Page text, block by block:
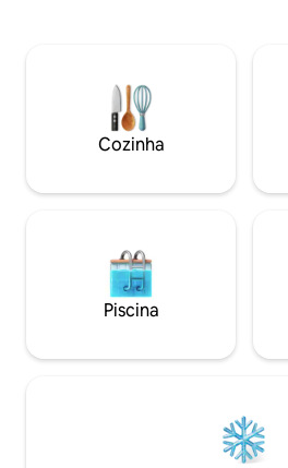
comprar ingredientes na
instalação!Além de carne
carne wagyu, pizza e sorvete,
há alimentos embalados em retorta,
cidra Biei, etc. Todos nós
com amigos!É completamente
então você pode aproveitá-lo sem
preocupar com os arredores!! De
crianças pequenas a adultos,
ar livre em dias claros!Aproveite o
árvores Ken e Mary) para apreciar a
paisagem a uma curta caminhada
Cozinha
Piscina